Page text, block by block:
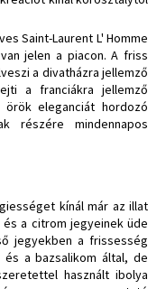
Saint-Laurent L' Homme
jelen a piacon. A friss
a divatházra jellemző
a franciákra jellemző
eleganciát hordozó
részére mindennapos
kínál már az illat
a citrom jegyeinek üde
jegyekben a frissesség
a bazsalikom által, de
használt ibolya